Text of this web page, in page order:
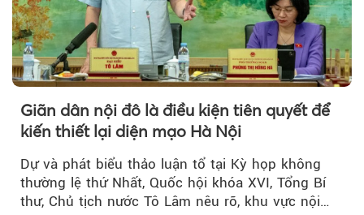
Giãn dân nội đô là điều kiện tiên quyết để
kiến thiết lại diện mạo Hà Nội
Dự và phát biểu thảo luận tổ tại Kỳ họp không
thường lệ thứ Nhất, Quốc hội khóa XVI, Tổng Bí
thư, Chủ tịch nước Tô Lâm nêu rõ, khu vực nội